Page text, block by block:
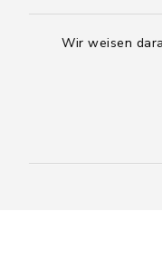
Wir weisen
Leitweg-ID:
Peppol-ID: